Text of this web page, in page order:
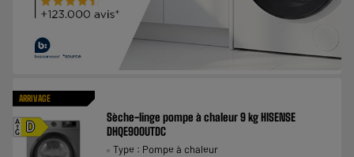
ARRIVAGE
D
A
G
Sèche-linge pompe à chaleur 9 kg HISENSE
DHQE900UTDC
Type : Pompe à chaleur